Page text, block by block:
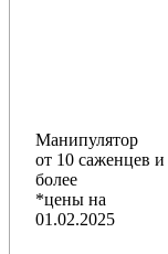
Манипулятор
от 10 саженцев и
более
*цены на
01.02.2025